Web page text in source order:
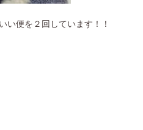
い便を２回しています！！